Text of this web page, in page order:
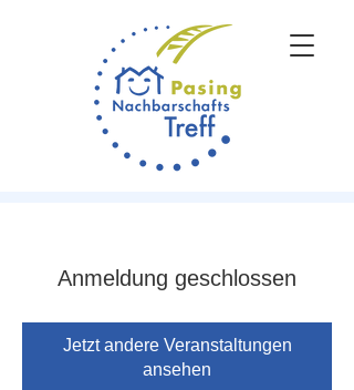
Anmeldung geschlossen
Jetzt andere Veranstaltungen
ansehen